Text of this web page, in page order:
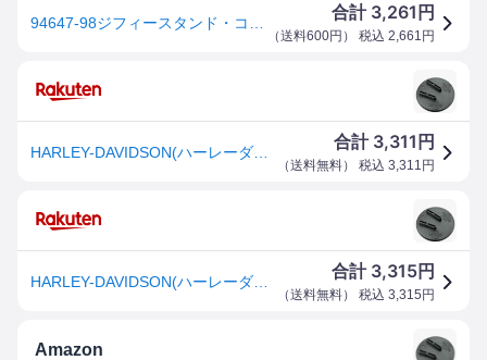
合計 3,261 円
（送料600円 ） 税込 2,661 円
合計 3,311 円
（送料無料） 税込 3,311 円
合計 3,315円
（送料無料） 税込 3,315 円
Amazon